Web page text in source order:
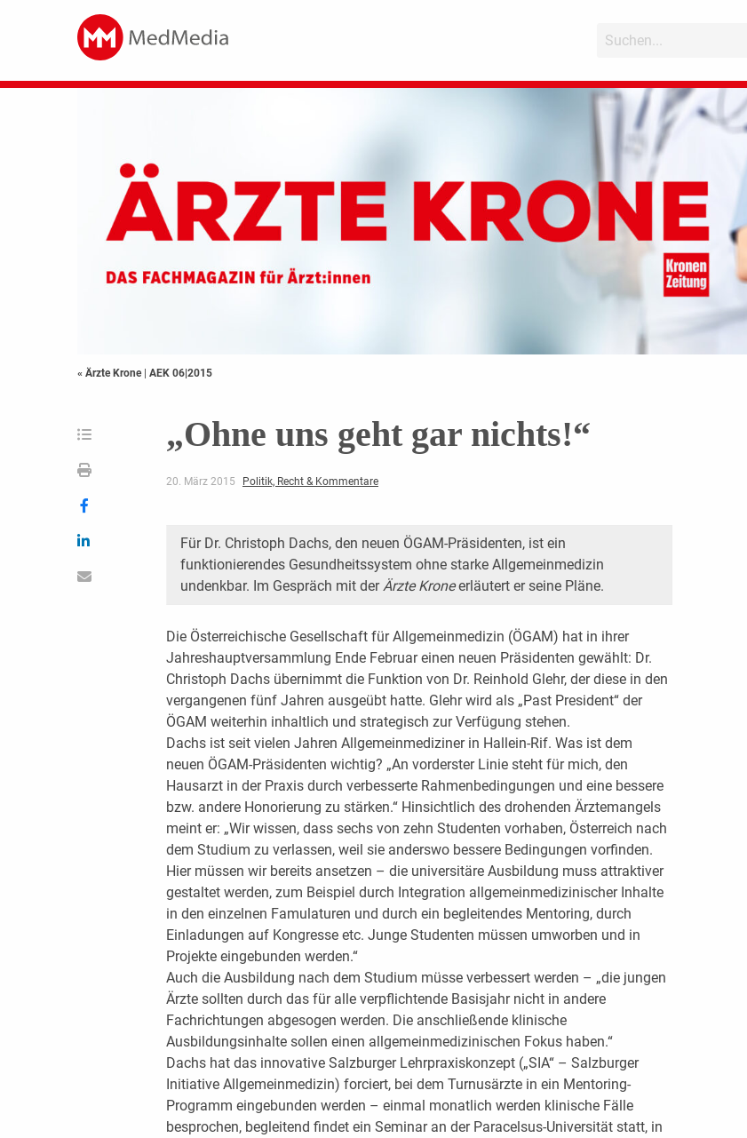
« Ärzte Krone | AEK 06|2015
„Ohne uns geht gar nichts!“
20. März 2015 Politik, Recht & Kommentare
Für Dr. Christoph Dachs, den neuen ÖGAM-Präsidenten, ist ein
funktionierendes Gesundheitssystem ohne starke Allgemeinmedizin
undenkbar. Im Gespräch mit der Ärzte Kroneerläutert er seine Pläne.
Die Österreichische Gesellschaft für Allgemeinmedizin (ÖGAM) hat in ihrer
Jahreshauptversammlung Ende Februar einen neuen Präsidenten gewählt: Dr.
Christoph Dachs übernimmt die Funktion von Dr. Reinhold Glehr, der diese in den
vergangenen fünf Jahren ausgeübt hatte. Glehr wird als „Past President“ der
ÖGAM weiterhin inhaltlich und strategisch zur Verfügung stehen.
Dachs ist seit vielen Jahren Allgemeinmediziner in Hallein-Rif. Was ist dem
neuen ÖGAM-Präsidenten wichtig? „An vorderster Linie steht für mich, den
Hausarzt in der Praxis durch verbesserte Rahmenbedingungen und eine bessere
bzw. andere Honorierung zu stärken.“ Hinsichtlich des drohenden Ärztemangels
meint er: „Wir wissen, dass sechs von zehn Studenten vorhaben, Österreich nach
dem Studium zu verlassen, weil sie anderswo bessere Bedingungen vorfinden.
Hier müssen wir bereits ansetzen – die universitäre Ausbildung muss attraktiver
gestaltet werden, zum Beispiel durch Integration allgemeinmedizinischer Inhalte
in den einzelnen Famulaturen und durch ein begleitendes Mentoring, durch
Einladungen auf Kongresse etc. Junge Studenten müssen umworben und in
Projekte eingebunden werden.“
Auch die Ausbildung nach dem Studium müsse verbessert werden – „die jungen
Ärzte sollten durch das für alle verpflichtende Basisjahr nicht in andere
Fachrichtungen abgesogen werden. Die anschließende klinische
Ausbildungsinhalte sollen einen allgemeinmedizinischen Fokus haben.“
Dachs hat das innovative Salzburger Lehrpraxiskonzept („SIA“ – Salzburger
Initiative Allgemeinmedizin) forciert, bei dem Turnusärzte in ein Mentoring-
Programm eingebunden werden – einmal monatlich werden klinische Fälle
besprochen, begleitend findet ein Seminar an der Paracelsus-Universität statt, in